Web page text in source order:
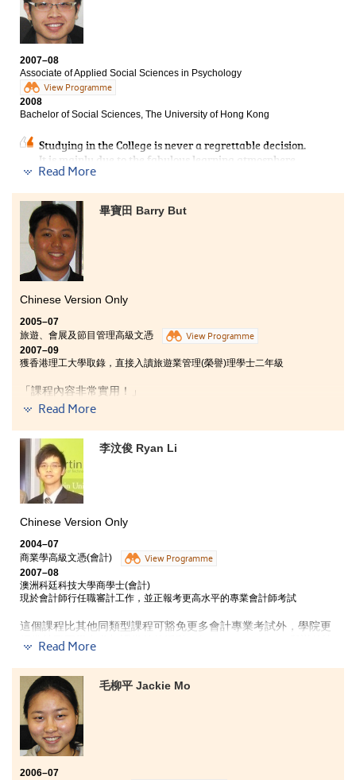
2007–08
Associate of Applied Social Sciences in Psychology
View Programme
2008
Bachelor of Social Sciences, The University of Hong Kong
Studying in the College is never a regrettable decision.
It is mainly due to the fabulous learning atmosphere.
Most students whom I know show their immense
professors and lecturers are professional in general
and the workload is acceptable. Various means are
provided for airing our opinions and comments which
are often seriously considered. On the grounds of the
above, I have a joyful experience in the College and so I
am glad that I have made such a choice.
Read More
畢寶田 Barry But
Chinese Version Only
2005–07
旅遊、會展及節目管理高級文憑
View Programme
2007–09
獲香港理工大學取錄，直接入讀旅遊業管理(榮譽)理學士二年級
「課程內容非常實用！」
畢寶田透露，由於香港有很多不同類型的節目管理公司，負責眾
求頗大，而課程包含了不同類型的節目管理知識，對畢業生日後
搜尋相關工作，極有幫助！課程亦提供很多機會讓同學到知名機
構進行實習，實習期間能參與各項公開活動，令他眼界大開！
Read More
李汶俊 Ryan Li
Chinese Version Only
2004–07
商業學高級文憑(會計)
View Programme
2007–08
澳洲科廷科技大學商學士(會計)
現於會計師行任職審計工作，並正報考更高水平的專業會計師考試
這個課程比其他同類型課程可豁免更多會計專業考試外，學院更
經常鼓勵同學多參加課堂外的活動，如ACCA、HKIAAT舉辦的比
賽，令日常課堂中學習到的會計知識更加融會貫通外，亦吸取了
很多有用的經驗。這些寶貴的經驗令我日後修讀澳洲科廷科技大
學在本港開辦的銜接學士學位課程時，在國際商業模擬挑戰競賽
中，從900多隊來自世界各地的參加隊伍中，取得第6名的佳績。
修畢高級文憑課程後，由於想盡快投身社會工作，我便選擇入讀
只需一年半時間便能完成的澳洲科廷科技大學商學士(會計)課
程。由於豁免的專業試很多，大學畢業後很快便找到工作，成功
投身會計專業。
Read More
毛柳平 Jackie Mo
2006–07